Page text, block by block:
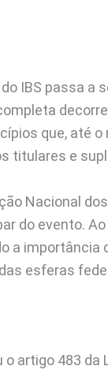
IBS passa
que, até
titulares e
Nacional
do evento.
a importância
esferas
artigo 483